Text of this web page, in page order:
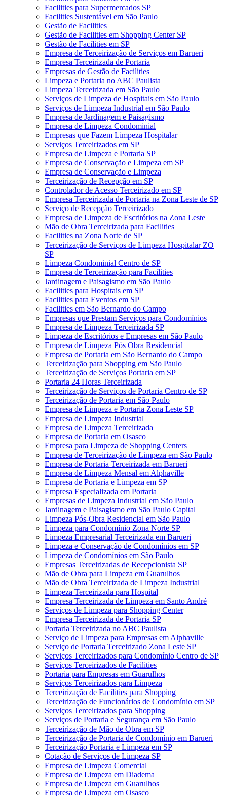
Facilities para Supermercados SP
Facilities Sustentável em São Paulo
Gestão de Facilities
Gestão de Facilities em Shopping Center SP
Gestão de Facilities em SP
Empresa de Terceirização de Serviços em Barueri
Empresa Terceirizada de Portaria
Empresas de Gestão de Facilities
Limpeza e Portaria no ABC Paulista
Limpeza Terceirizada em São Paulo
Serviços de Limpeza de Hospitais em São Paulo
Serviços de Limpeza Industrial em São Paulo
Empresa de Jardinagem e Paisagismo
Empresa de Limpeza Condominial
Empresas que Fazem Limpeza Hospitalar
Serviços Terceirizados em SP
Empresa de Limpeza e Portaria SP
Empresa de Conservação e Limpeza em SP
Empresa de Conservação e Limpeza
Terceirização de Recepção em SP
Controlador de Acesso Terceirizado em SP
Empresa Terceirizada de Portaria na Zona Leste de SP
Serviço de Recepção Terceirizado
Empresa de Limpeza de Escritórios na Zona Leste
Mão de Obra Terceirizada para Facilities
Facilities na Zona Norte de SP
Terceirização de Serviços de Limpeza Hospitalar ZO
SP
Limpeza Condominial Centro de SP
Empresa de Terceirização para Facilities
Jardinagem e Paisagismo em São Paulo
Facilities para Hospitais em SP
Facilities para Eventos em SP
Facilities em São Bernardo do Campo
Empresas que Prestam Serviços para Condomínios
Empresa de Limpeza Terceirizada SP
Limpeza de Escritórios e Empresas em São Paulo
Empresa de Limpeza Pós Obra Residencial
Empresa de Portaria em São Bernardo do Campo
Terceirização para Shopping em São Paulo
Terceirização de Serviços Portaria em SP
Portaria 24 Horas Terceirizada
Terceirização de Serviços de Portaria Centro de SP
Terceirização de Portaria em São Paulo
Empresa de Limpeza e Portaria Zona Leste SP
Empresa de Limpeza Industrial
Empresa de Limpeza Terceirizada
Empresa de Portaria em Osasco
Empresa para Limpeza de Shopping Centers
Empresa de Terceirização de Limpeza em São Paulo
Empresa de Portaria Terceirizada em Barueri
Empresa de Limpeza Mensal em Alphaville
Empresa de Portaria e Limpeza em SP
Empresa Especializada em Portaria
Empresas de Limpeza Industrial em São Paulo
Jardinagem e Paisagismo em São Paulo Capital
Limpeza Pós-Obra Residencial em São Paulo
Limpeza para Condomínio Zona Norte SP
Limpeza Empresarial Terceirizada em Barueri
Limpeza e Conservação de Condomínios em SP
Limpeza de Condomínios em São Paulo
Empresas Terceirizadas de Recepcionista SP
Mão de Obra para Limpeza em Guarulhos
Mão de Obra Terceirizada de Limpeza Industrial
Limpeza Terceirizada para Hospital
Empresa Terceirizada de Limpeza em Santo André
Serviços de Limpeza para Shopping Center
Empresa Terceirizada de Portaria SP
Portaria Terceirizada no ABC Paulista
Serviço de Limpeza para Empresas em Alphaville
Serviço de Portaria Terceirizado Zona Leste SP
Serviços Terceirizados para Condomínio Centro de SP
Serviços Terceirizados de Facilities
Portaria para Empresas em Guarulhos
Serviços Terceirizados para Limpeza
Terceirização de Facilities para Shopping
Terceirização de Funcionários de Condomínio em SP
Serviços Terceirizados para Shopping
Serviços de Portaria e Segurança em São Paulo
Terceirização de Mão de Obra em SP
Terceirização de Portaria de Condomínio em Barueri
Terceirização Portaria e Limpeza em SP
Cotação de Serviços de Limpeza SP
Empresa de Limpeza Comercial
Empresa de Limpeza em Diadema
Empresa de Limpeza em Guarulhos
Empresa de Limpeza em Osasco